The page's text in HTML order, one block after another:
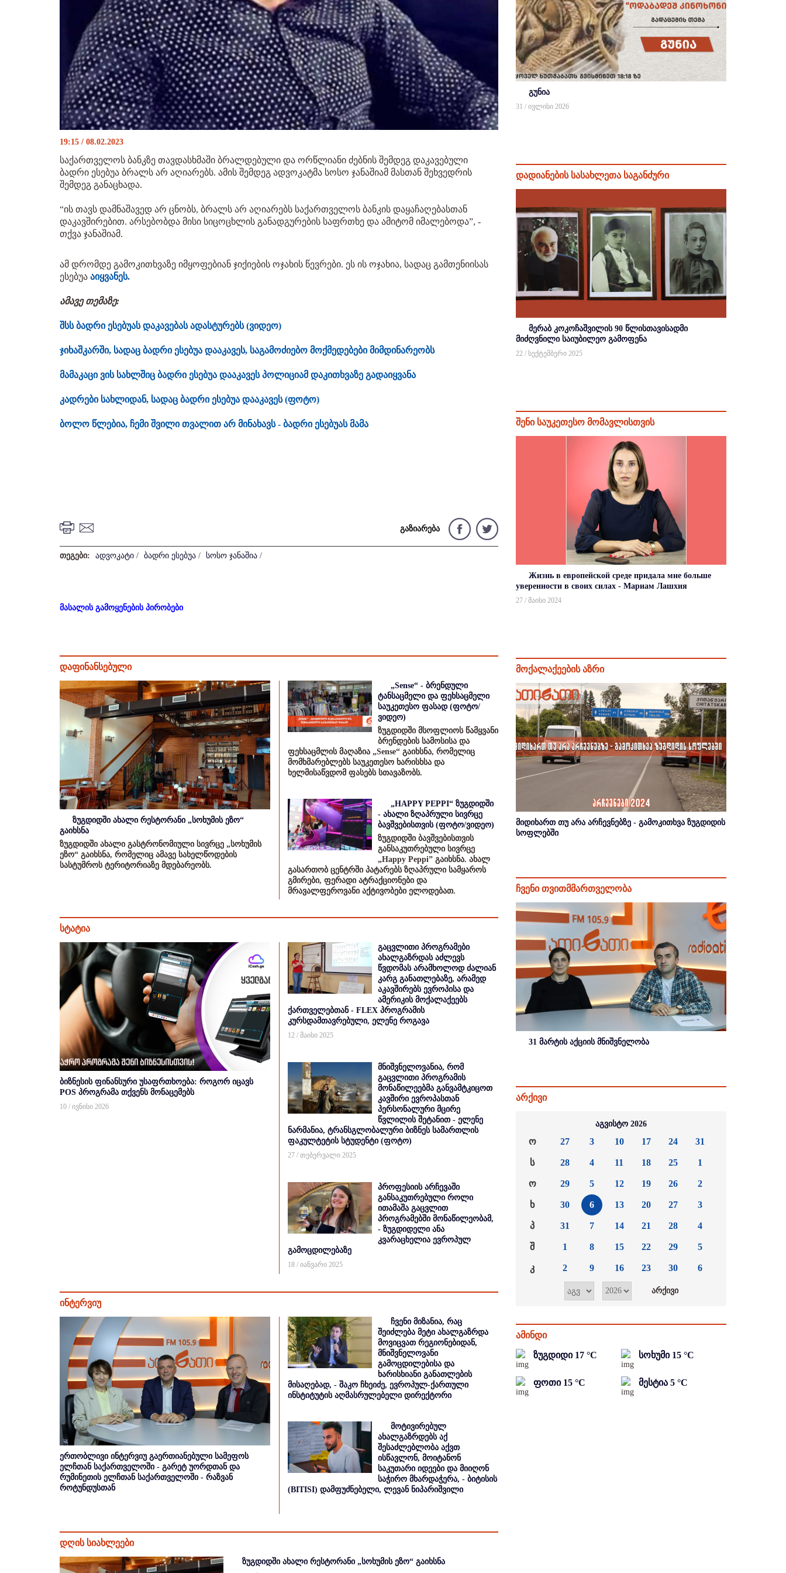
19:15 / 08.02.2023
საქართველოს ბანკზე თავდასხმაში ბრალდებული და ორწლიანი ძებნის შემდეგ დაკავებული
ბადრი ესებუა ბრალს არ აღიარებს. ამის შემდეგ ადვოკატმა სოსო ჯანაშიამ მასთან შეხვედრის
შემდეგ განაცხადა.
“ის თავს დამნაშავედ არ ცნობს, ბრალს არ აღიარებს საქართველოს ბანკის დაყაჩაღებასთან
დაკავშირებით. არსებობდა მისი სიცოცხლის განადგურების საფრთხე და ამიტომ იმალებოდა”, -
თქვა ჯანაშიამ.
ამ დრომდე გამოკითხვაზე იმყოფებიან ჯიქიების ოჯახის წევრები. ეს ის ოჯახია, სადაც გამთენიისას
ესებუა აიყვანეს.
ამავე თემაზე:
შსს ბადრი ესებუას დაკავებას ადასტურებს (ვიდეო)
ჯიხაშკარში, სადაც ბადრი ესებუა დააკავეს, საგამოძიებო მოქმედებები მიმდინარეობს
მამაკაცი ვის სახლშიც ბადრი ესებუა დააკავეს პოლიციამ დაკითხვაზე გადაიყვანა
კადრები სახლიდან, სადაც ბადრი ესებუა დააკავეს (ფოტო)
ბოლო წლებია, ჩემი შვილი თვალით არ მინახავს - ბადრი ესებუას მამა
გაზიარება
თეგები: ადვოკატი / ბადრი ესებუა / სოსო ჯანაშია /
მასალის გამოყენების პირობები
დაფინანსებული
ზუგდიდში ახალი რესტორანი „სოხუმის ეზო“
გაიხსნა
ზუგდიდში ახალი გასტრონომიული სივრცე „სოხუმის
ეზო“ გაიხსნა, რომელიც ამავე სახელწოდების
სასტუმროს ტერიტორიაზე მდებარეობს.
„Sense“ - ბრენდული
ტანსაცმელი და ფეხსაცმელი
საუკეთესო ფასად (ფოტო/
ვიდეო)
ზუგდიდში მსოფლიოს წამყვანი
ბრენდების სამოსისა და
ფეხსაცმლის მაღაზია „Sense“ გაიხსნა, რომელიც
მომხმარებლებს საუკეთესო ხარისხსა და
ხელმისაწვდომ ფასებს სთავაზობს.
„HAPPY PEPPI“ ზუგდიდში
- ახალი ზღაპრული სივრცე
ბავშვებისთვის (ფოტო/ვიდეო)
ზუგდიდში ბავშვებისთვის
განსაკუთრებული სივრცე
„Happy Peppi” გაიხსნა. ახალ
გასართობ ცენტრში პატარებს ზღაპრული სამყაროს
გმირები, ფერადი ატრაქციონები და
მრავალფეროვანი აქტივობები ელოდებათ.
სტატია
ბიზნესის ფინანსური უსაფრთხოება: როგორ იცავს
POS პროგრამა თქვენს მონაცემებს
10 / ივნისი 2026
გაცვლითი პროგრამები
ახალგაზრდას აძლევს
წვდომას არამხოლოდ ძალიან
კარგ განათლებაზე, არამედ
აკავშირებს ევროპისა და
ამერიკის მოქალაქეებს
ქართველებთან - FLEX პროგრამის
კურსდამთავრებული, ელენე როგავა
12 / მაისი 2025
მნიშვნელოვანია, რომ
გაცვლითი პროგრამის
მონაწილეებმა განვამტკიცოთ
კავშირი ევროპასთან
პერსონალური მცირე
წვლილის შეტანით - ელენე
ნარმანია, ტრანსგლობალური ბიზნეს სამართლის
ფაკულტეტის სტუდენტი (ფოტო)
27 / თებერვალი 2025
პროფესიის არჩევაში
განსაკუთრებული როლი
ითამაშა გაცვლით
პროგრამებში მონაწილეობამ,
- ზუგდიდელი ანა
კვარაცხელია ევროპულ
გამოცდილებაზე
18 / იანვარი 2025
ინტერვიუ
ერთობლივი ინტერვიუ გაერთიანებული სამეფოს
ელჩთან საქართველოში - გარეტ უორდთან და
რუმინეთის ელჩთან საქართველოში - რაზვან
როტუნდუსთან
ჩვენი მიზანია, რაც
შეიძლება მეტი ახალგაზრდა
მოვიცვათ რეგიონებიდან,
მნიშვნელოვანი
გამოცდილებისა და
ხარისხიანი განათლების
მისაღებად, - შაკო ჩხეიძე, ევროპულ-ქართული
ინსტიტუტის აღმასრულებელი დირექტორი
მოტივირებულ
ახალგაზრდებს აქ
შესაძლებლობა აქვთ
ისწავლონ, მოიტანონ
საკუთარი იდეები და მიიღონ
საჭირო მხარდაჭერა, - ბიტისის
(BITISI) დამფუძნებელი, ლევან ნიპარიშვილი
დღის სიახლეები
ზუგდიდში ახალი რესტორანი „სოხუმის ეზო“ გაიხსნა
გუნია
31 / ივლისი 2026
დადიანების სასახლეთა საგანძური
მერაბ კოკოჩაშვილის 90 წლისთავისადმი
მიძღვნილი საიუბილეო გამოფენა
22 / სექტემბერი 2025
შენი საუკეთესო მომავლისთვის
Жизнь в европейской среде придала мне больше
уверенности в своих силах - Мариам Лашхия
27 / მაისი 2024
მოქალაქეების აზრი
მიდიხართ თუ არა არჩევნებზე - გამოკითხვა ზუგდიდის
სოფლებში
ჩვენი თვითმმართველობა
31 მარტის აქციის მნიშვნელობა
არქივი
აგვისტო 2026
ო
ს
ო
ხ
პ
შ
კ
27
28
29
30
31
1
2
3
4
5
6
7
8
9
10
11
12
13
14
15
16
17
18
19
20
21
22
23
24
25
26
27
28
29
30
31
1
2
3
4
5
6
ამინდი
ზუგდიდი 17 °C სოხუმი 15 °C
ფოთი 15 °C მესტია 5 °C